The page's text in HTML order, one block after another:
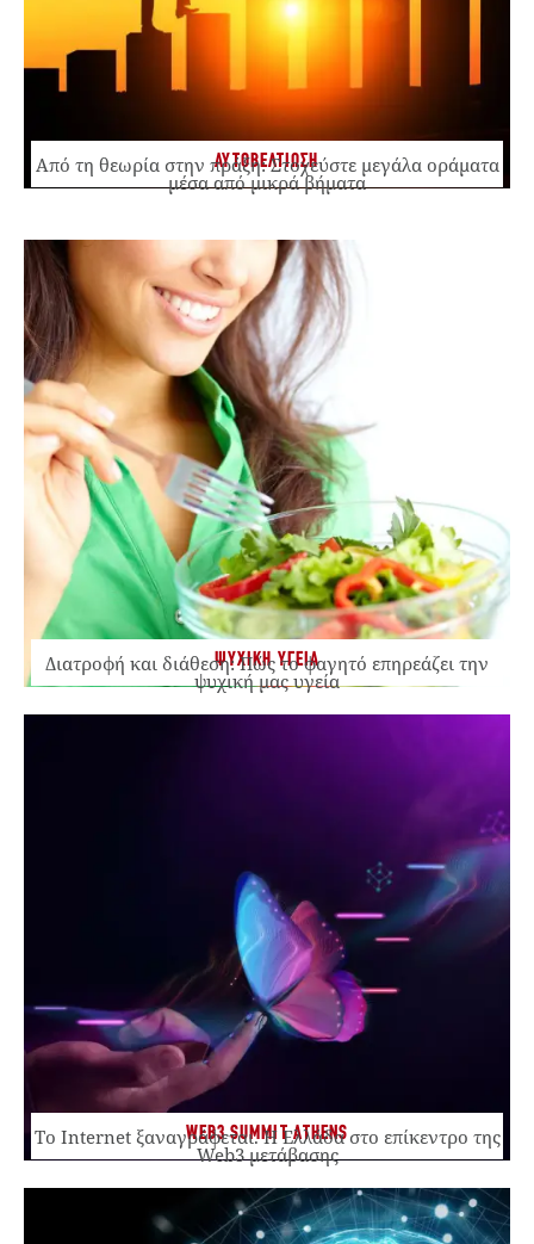
ΑΥΤΟΒΕΛΤΙΩΣΗ
Από τη θεωρία στην πράξη: Στοχεύστε μεγάλα οράματα
μέσα από μικρά βήματα
ΨΥΧΙΚΗ ΥΓΕΙΑ
Διατροφή και διάθεση: Πώς το φαγητό επηρεάζει την
ψυχική μας υγεία
WEB3 SUMMIT ATHENS
Το Internet ξαναγράφεται. Η Ελλάδα στο επίκεντρο της
Web3 μετάβασης